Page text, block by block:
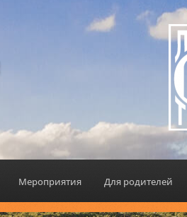
Мероприятия Для родителей